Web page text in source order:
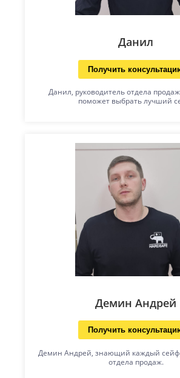
Данил
Получить
Данил, руководитель отдела продаж
поможет выбрать лучший
Демин Андрей
Получить
Демин Андрей, знающий каждый
отдела продаж.